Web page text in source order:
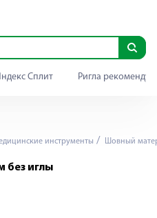
Сплит Ригла
инструменты Шовный
без иглы